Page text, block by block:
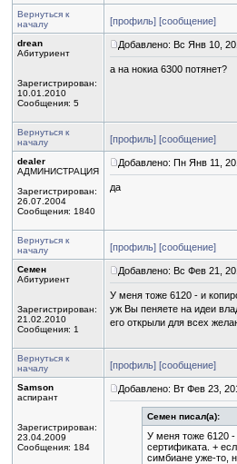
Вернуться к
началу
[профиль] [сообщение]
drean
Абитуриент
Зарегистрирован:
10.01.2010
Сообщения: 5
Добавлено: Вс Янв 10,
а на нокиа 6300 потянет?
Вернуться к
началу
[профиль] [сообщение]
dealer
АДМИНИСТРАЦИЯ
Зарегистрирован:
26.07.2004
Сообщения: 1840
Добавлено: Пн Янв 11,
да
Вернуться к
началу
[профиль] [сообщение]
Семен
Абитуриент
Зарегистрирован:
21.02.2010
Сообщения: 1
Добавлено: Вс Фев 21,
У меня тоже 6120 - и
уж Вы пеняете на идеи
его открыли для всех
Вернуться к
началу
[профиль] [сообщение]
Samson
аспирант
Зарегистрирован:
23.04.2009
Сообщения: 184
Добавлено: Вт Фев 23,
Семен писал(а):
У меня тоже 6120 -
сертификата. +
симбиане уже-то,